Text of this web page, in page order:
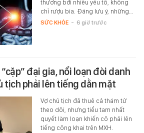
thương bởi nhiều yếu tố, không
chỉ rượu bia. Đáng lưu ý, những…
SỨC KHỎE - 6 giờ trước
đại gia, nổi loạn đòi danh
tịch phải lên tiếng dằn mặt
Vợ chủ tịch đã thuê cả thám tử
theo dõi, nhưng tiểu tam nhất
quyết làm loạn khiến cô phải lên
tiếng công khai trên MXH.